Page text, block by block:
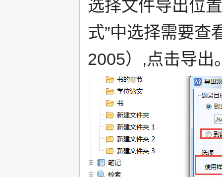
选择文件导出位
式”中选择需要查
2005）,点击导出